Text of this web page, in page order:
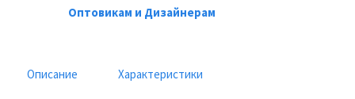
Оптовикам и Дизайнерам
Описание Характеристики